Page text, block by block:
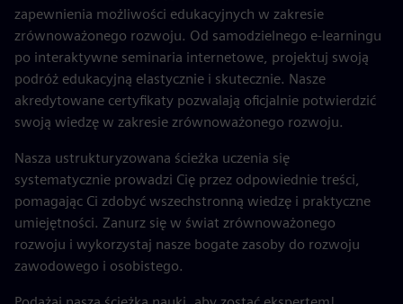
zapewnienia możliwości edukacyjnych w zakresie
zrównoważonego rozwoju. Od samodzielnego e-learningu
po interaktywne seminaria internetowe, projektuj swoją
podróż edukacyjną elastycznie i skutecznie. Nasze
akredytowane certyfikaty pozwalają oficjalnie potwierdzić
swoją wiedzę w zakresie zrównoważonego rozwoju.
Nasza ustrukturyzowana ścieżka uczenia się
systematycznie prowadzi Cię przez odpowiednie treści,
pomagając Ci zdobyć wszechstronną wiedzę i praktyczne
umiejętności. Zanurz się w świat zrównoważonego
rozwoju i wykorzystaj nasze bogate zasoby do rozwoju
zawodowego i osobistego.